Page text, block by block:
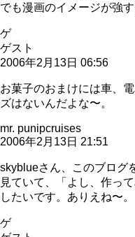
でも漫画のイメージが強
ゲ
ゲスト
2006年2月13日 06:56
お菓子のおまけには車、
ズはないんだよな〜。
mr. punipcruises
2006年2月13日 21:51
skyblueさん、このブログ
見ていて、「よし、作っ
したいです。ありえね〜。
ゲ